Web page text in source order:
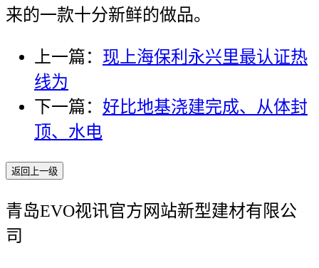
来的一款十分新鲜的做品。
上一篇： 现上海保利永兴里最认证热
线为
下一篇： 好比地基浇建完成、从体封
顶、水电
返回上一级
青岛EVO视讯官方网站新型建材有限公
司